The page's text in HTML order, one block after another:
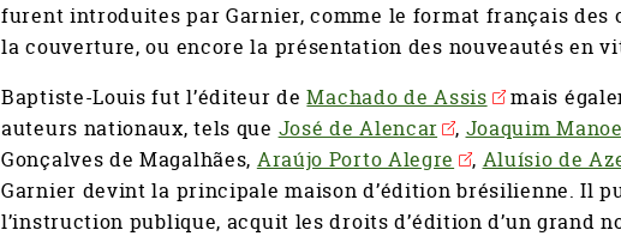
furent introduites par Garnier, comme le format français des
la couverture, ou encore la présentation des nouveautés en
Baptiste-Louis fut l’éditeur deMachado de Assis
mais
auteurs nationaux, tels que José de Alencar , Joaquim
Gonçalves de Magalhães, Araújo Porto Alegre , Aluísio de
Garnier devint la principale maison d’édition brésilienne. Il
l’instruction publique, acquit les droits d’édition d’un grand